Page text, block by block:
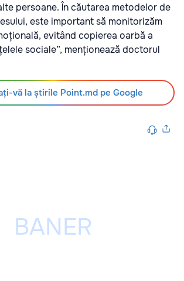
persoane. În căutarea metodelor de
este important să monitorizăm
evitând copierea oarbă a
sociale”, menționează doctorul
vă la știrile Point.md pe Google